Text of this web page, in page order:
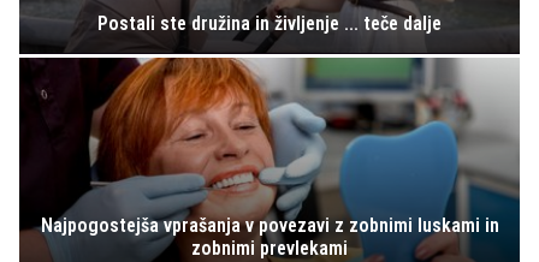
Postali ste družina in življenje ... teče dalje
Najpogostejša vprašanja v povezavi z zobnimi luskami in
zobnimi prevlekami